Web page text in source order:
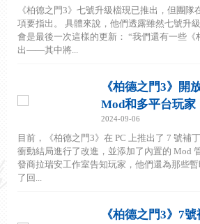
《柏德之門3》七號升級檔現已推出，但團
項要指出。 具體來說，他們透露雖然七號升
會是最後一次這樣的更新： “我們還有一些《
出——其中將...
《柏德之門3》開
Mod和多平台玩家
2024-09-06
目前，《柏德之門3》在 PC 上推出了 7 號補
衝動結局進行了改進，並添加了內置的 Mod
發商拉瑞安工作室告知玩家，他們還為那些
了回...
《柏德之門3》7